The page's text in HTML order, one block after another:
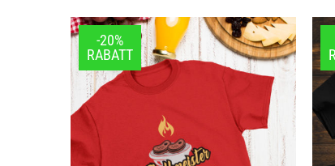
Ladies Premium Shirt:
Material: 100 % ringgesponnene Baumwolle (Sport
Grammatur: 185 g/m²
Schnitt: Euro Fit (leicht tailliert)
Rundhalsausschnitt
-20%
RABATT